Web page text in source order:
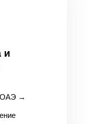
и
ОАЭ →